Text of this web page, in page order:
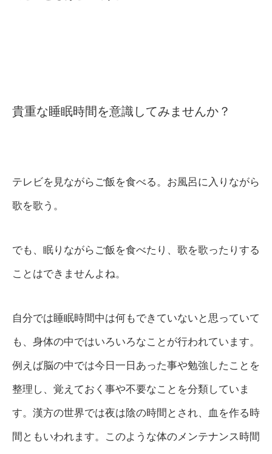
貴重な睡眠時間を意識してみませんか？
テレビを見ながらご飯を食べる。お風呂に入りながら
歌を歌う。
でも、眠りながらご飯を食べたり、歌を歌ったりする
ことはできませんよね。
自分では睡眠時間中は何もできていないと思っていて
も、身体の中ではいろいろなことが行われています。
例えば脳の中では今日一日あった事や勉強したことを
整理し、覚えておく事や不要なことを分類していま
す。漢方の世界では夜は陰の時間とされ、血を作る時
間ともいわれます。このような体のメンテナンス時間